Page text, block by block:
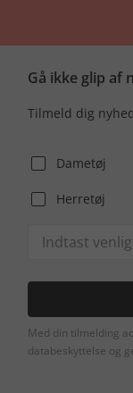
Gå ikke glip af
Tilmeld dig
Dametøj
Herretøj
Med din tilmelding
databeskyttelse og